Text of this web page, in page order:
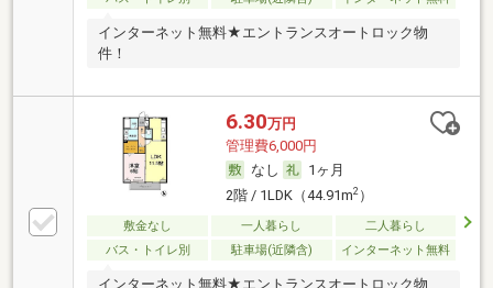
インターネット無料★エントランスオートロック物
件！
6.30万円
管理費6,000円
なし
1ヶ月
2階 / 1LDK（44.91m2）
敷金なし 一人暮らし
二人暮らし
バス・トイレ別
駐車場(近隣含) インターネット無料
インターネット無料★エントランスオートロック物